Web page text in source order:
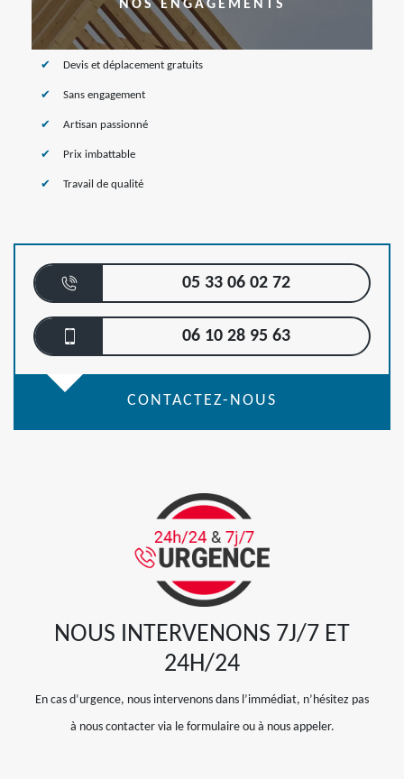
NOS ENGAGEMENTS
Devis et déplacement gratuits
Sans engagement
Artisan passionné
Prix imbattable
Travail de qualité
05 33 06 02 72
06 10 28 95 63
CONTACTEZ-NOUS
NOUS INTERVENONS 7J/7 ET
24H/24
En cas d’urgence, nous intervenons dans l’immédiat, n’hésitez pas
à nous contacter via le formulaire ou à nous appeler.